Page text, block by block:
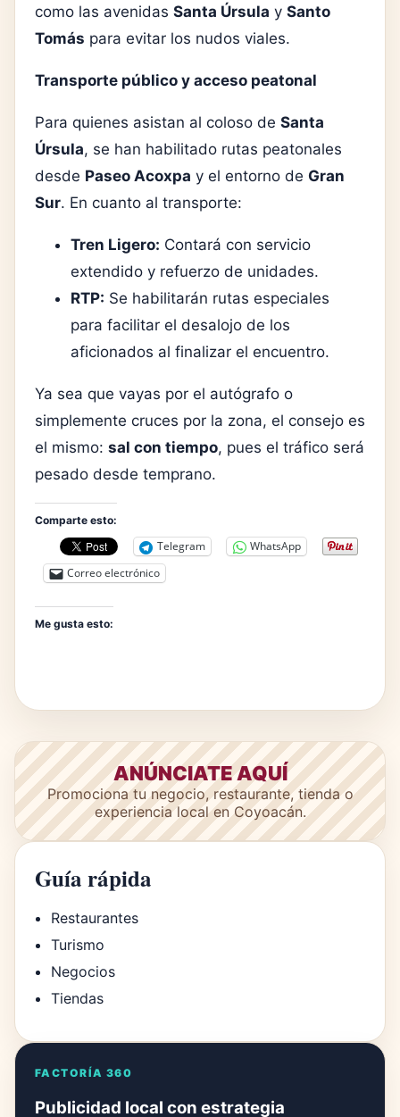
como las avenidas Santa Úrsula y Santo
Tomás para evitar los nudos viales.
Transporte público y acceso peatonal
Para quienes asistan al coloso de Santa
Úrsula, se han habilitado rutas peatonales
desde Paseo Acoxpa y el entorno de Gran
Sur. En cuanto al transporte:
Tren Ligero: Contará con servicio
extendido y refuerzo de unidades.
RTP: Se habilitarán rutas especiales
para facilitar el desalojo de los
aficionados al finalizar el encuentro.
Ya sea que vayas por el autógrafo o
simplemente cruces por la zona, el consejo es
el mismo: sal con tiempo, pues el tráfico será
pesado desde temprano.
Comparte esto:
Telegram
WhatsApp
Correo electrónico
Me gusta esto:
ANÚNCIATE AQUÍ
Promociona tu negocio, restaurante, tienda o
experiencia local en Coyoacán.
Guía rápida
Restaurantes
Turismo
Negocios
Tiendas
FACTORÍA 360
Publicidad local con estrategia